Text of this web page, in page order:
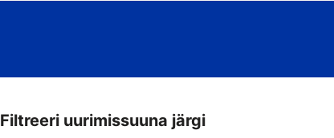
Filtreeri uurimissuuna järgi